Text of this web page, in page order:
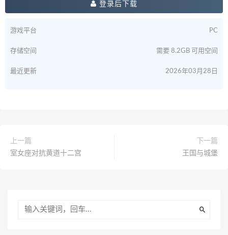
登录后下载
游戏平台 PC
存储空间 需要 8.2GB 可用空间
最近更新 2026年03月28日
上一篇
室女座对抗黄道十二宫
下一篇
王国与城堡